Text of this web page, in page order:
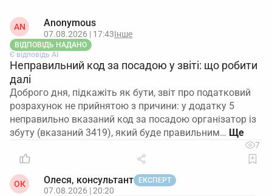
AN Anonymous
07.08.2026 | 17:43Інше
ВІДПОВІДЬ НАДАНО
Є відповідь АІ
Неправильний код за посадою у звіті: що робити
далі
Доброго дня, підкажіть як бути, звіт про податковий
розрахунок не прийнятою з причини: у додатку 5
неправильно вказаний код за посадою організатор із
збуту (вказаний 3419), який буде правильним…
7
ОК Олеся, консультант ЕКСПЕРТ
07.08.2026 | 20:20